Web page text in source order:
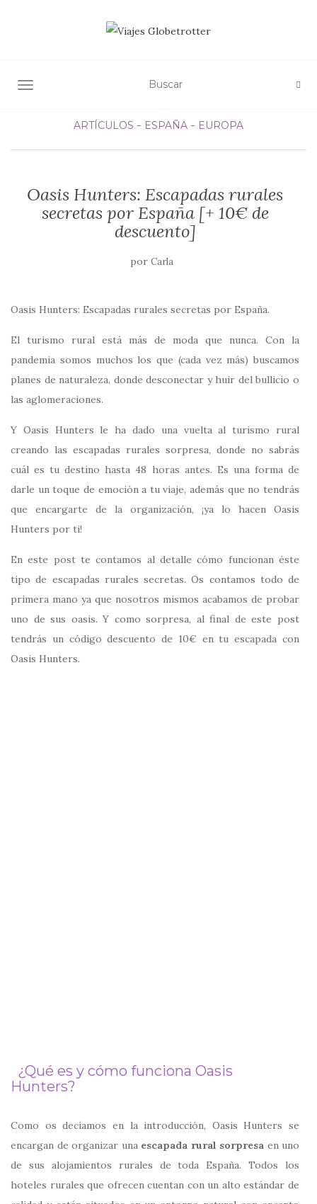
ALTERNAR NAVEGACIÓN
ARTÍCULOS ESPAÑA EUROPA
Oasis Hunters: Escapadas rurales
secretas por España [+ 10€ de
descuento]
por Carla
Oasis Hunters: Escapadas rurales secretas por España.
El turismo rural está más de moda que nunca. Con la
pandemia somos muchos los que (cada vez más) buscamos
planes de naturaleza, donde desconectar y huir del bullicio o
las aglomeraciones.
Y Oasis Hunters le ha dado una vuelta al turismo rural
creando las escapadas rurales sorpresa, donde no sabrás
cuál es tu destino hasta 48 horas antes. Es una forma de
darle un toque de emoción a tu viaje, además que no tendrás
que encargarte de la organización, ¡ya lo hacen Oasis
Hunters por ti!
En este post te contamos al detalle cómo funcionan éste
tipo de escapadas rurales secretas. Os contamos todo de
primera mano ya que nosotros mismos acabamos de probar
uno de sus oasis. Y como sorpresa, al final de este post
tendrás un código descuento de 10€ en tu escapada con
Oasis Hunters.
¿Qué es y cómo funciona Oasis
Hunters?
Como os decíamos en la introducción, Oasis Hunters se
encargan de organizar una escapada rural sorpresa en uno
de sus alojamientos rurales de toda España. Todos los
hoteles rurales que ofrecen cuentan con un alto estándar de